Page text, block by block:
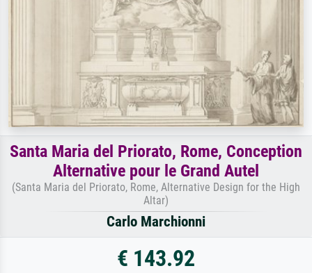
Santa Maria del Priorato, Rome, Conception
Alternative pour le Grand Autel
(Santa Maria del Priorato, Rome, Alternative Design for the High
Altar)
Carlo Marchionni
€ 143.92